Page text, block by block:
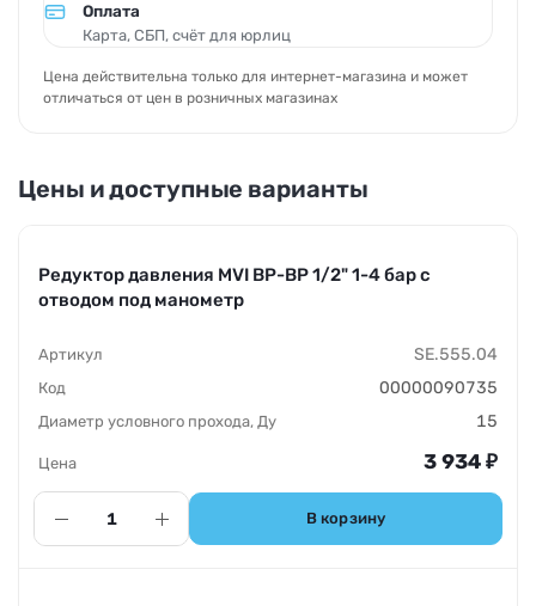
Оплата
Карта, СБП, счёт для юрлиц
Цена действительна только для интернет-магазина и может
отличаться от цен в розничных магазинах
Цены и доступные варианты
Редуктор давления MVI ВР-ВР 1/2" 1-4 бар с
отводом под манометр
SE.555.04
00000090735
15
3 934 ₽
В корзину